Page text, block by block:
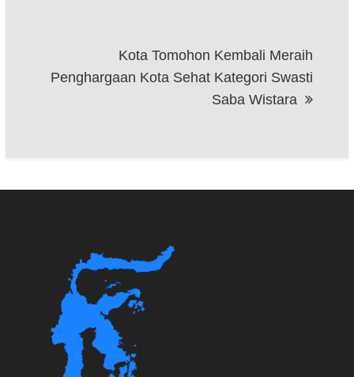
Kota Tomohon Kembali Meraih
Penghargaan Kota Sehat Kategori Swasti
Saba Wistara